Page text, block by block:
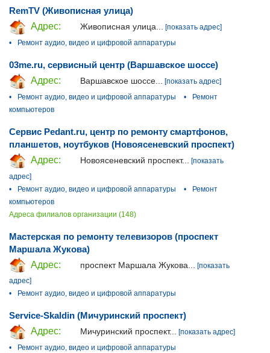
RemTV (Живописная улица)
Адрес:
Живописная улица... [показать адрес]
•
Ремонт аудио, видео и цифровой аппаратуры
03me.ru, сервисный центр (Варшавское шоссе)
Адрес:
Варшавское шоссе...
[показать адрес]
•
Ремонт аудио, видео и цифровой аппаратуры •
Ремонт
компьютеров
Сервис Pedant.ru, центр по ремонту смартфонов,
планшетов, ноутбуков (Новоясеневский проспект)
Адрес:
Новоясеневский проспект...
[показать
адрес]
•
Ремонт аудио, видео и цифровой аппаратуры •
Ремонт
компьютеров
Адреса филиалов организации (148)
Мастерская по ремонту телевизоров (проспект
Маршала Жукова)
Адрес:
проспект Маршала Жукова...
[показать
адрес]
•
Ремонт аудио, видео и цифровой аппаратуры
Service-Skaldin (Мичуринский проспект)
Адрес:
Мичуринский проспект... [показать адрес]
•
Ремонт аудио, видео и цифровой аппаратуры